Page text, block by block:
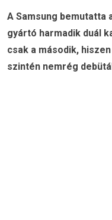
A Samsung bemutatta
gyártó harmadik duál
csak a második,
szintén nemrég